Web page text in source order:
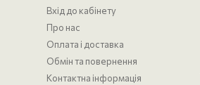
Вхід до кабінету
Про нас
Оплата і доставка
Обмін та повернення
Контактна інформація